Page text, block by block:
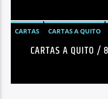
CARTAS CARTAS A QUITO
CARTAS A QUITO /